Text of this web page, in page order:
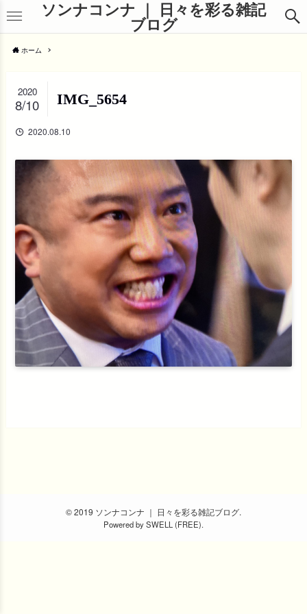
ソンナコンナ ｜ 日々を彩る雑記
ブログ
ホーム
IMG_5654
2020
8/10
2020.08.10
© 2019 ソンナコンナ ｜ 日々を彩る雑記ブログ.
Powered bySWELL (FREE).